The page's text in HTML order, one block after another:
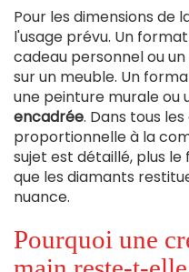
Pour les dimensions de
l'usage prévu. Un
cadeau personnel ou
sur un meuble. Un
une peinture murale ou
encadrée. Dans tous
proportionnelle à la
sujet est détaillé, plus
que les diamants
nuance.
Pourquoi une